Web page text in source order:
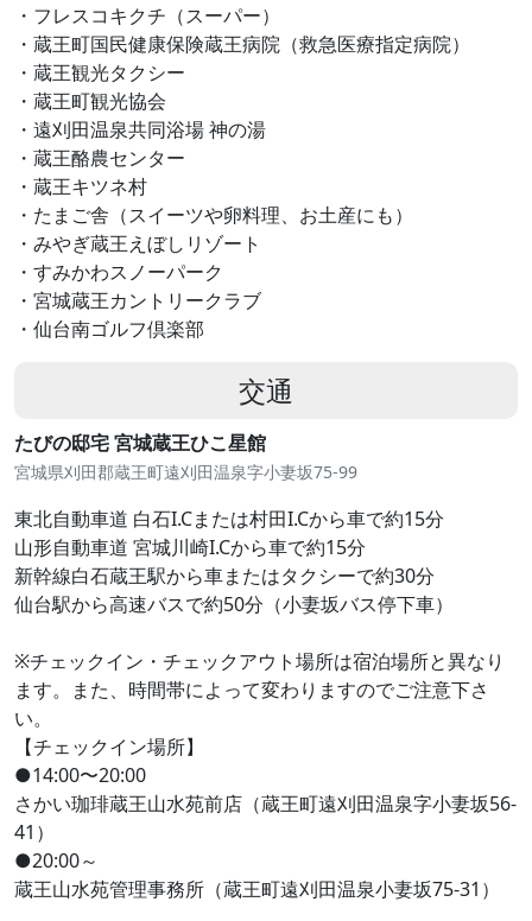
・フレスコキクチ（スーパー）
・蔵王町国民健康保険蔵王病院（救急医療指定病院）
・蔵王観光タクシー
・蔵王町観光協会
・遠刈田温泉共同浴場 神の湯
・蔵王酪農センター
・蔵王キツネ村
・たまご舎（スイーツや卵料理、お土産にも）
・みやぎ蔵王えぼしリゾート
・すみかわスノーパーク
・宮城蔵王カントリークラブ
・仙台南ゴルフ倶楽部
交通
たびの邸宅 宮城蔵王ひこ星館
宮城県刈田郡蔵王町遠刈田温泉字小妻坂75-99
東北自動車道 白石I.Cまたは村田I.Cから車で約15分
山形自動車道 宮城川崎I.Cから車で約15分
新幹線白石蔵王駅から車またはタクシーで約30分
仙台駅から高速バスで約50分（小妻坂バス停下車）
※チェックイン・チェックアウト場所は宿泊場所と異なり
ます。また、時間帯によって変わりますのでご注意下さ
い。
【チェックイン場所】
●14:00〜20:00
さかい珈琲蔵王山水苑前店（蔵王町遠刈田温泉字小妻坂56-
41）
●20:00～
蔵王山水苑管理事務所（蔵王町遠刈田温泉小妻坂75-31）